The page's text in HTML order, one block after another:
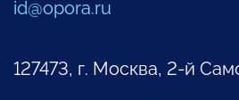
id@opora.ru
127473, г. Москва, 2-й